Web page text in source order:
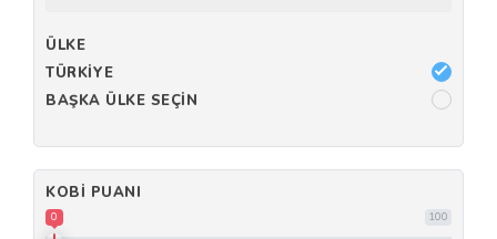
ÜLKE
TÜRKIYE
BAŞKA ÜLKE SEÇIN
KOBI PUANI
100
0